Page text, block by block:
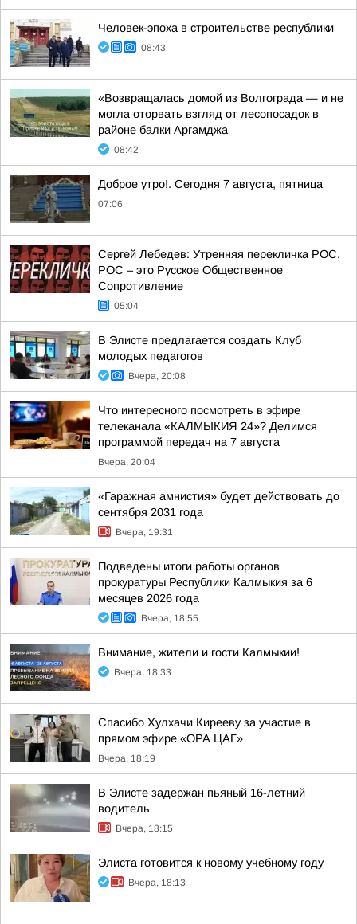
Человек-эпоха в строительстве республики
08:43
«Возвращалась домой из Волгограда — и не
могла оторвать взгляд от лесопосадок в
районе балки Аргамджа
08:42
Доброе утро!. Сегодня 7 августа, пятница
07:06
Сергей Лебедев: Утренняя перекличка РОС.
РОС – это Русское Общественное
Сопротивление
05:04
В Элисте предлагается создать Клуб
молодых педагогов
Вчера, 20:08
Что интересного посмотреть в эфире
телеканала «КАЛМЫКИЯ 24»? Делимся
программой передач на 7 августа
Вчера, 20:04
«Гаражная амнистия» будет действовать до
сентября 2031 года
Вчера, 19:31
Подведены итоги работы органов
прокуратуры Республики Калмыкия за 6
месяцев 2026 года
Вчера, 18:55
Внимание, жители и гости Калмыкии!
Вчера, 18:33
Спасибо Хулхачи Кирееву за участие в
прямом эфире «ОРА ЦАГ»
Вчера, 18:19
В Элисте задержан пьяный 16-летний
водитель
Вчера, 18:15
Элиста готовится к новому учебному году
Вчера, 18:13